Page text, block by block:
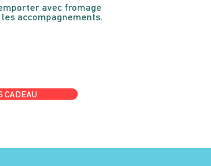
avec fromage
accompagnements.
CADEAU